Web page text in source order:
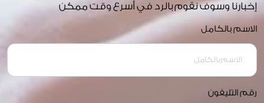
إخبارنا وسوف نقوم بالرد في أسرع وقت ممكن
الاسم بالكامل
رقم التليفون